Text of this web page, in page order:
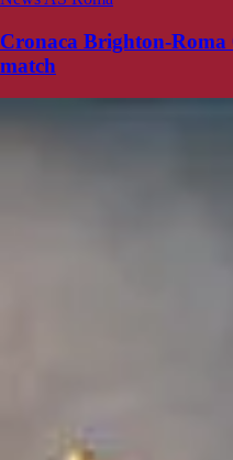
Cronaca Brighton-
match